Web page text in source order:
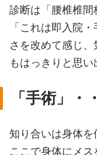
診断は「腰椎椎
「これは即入院
さを改めて感じ
もはっきりと思い
「手術」・
知り合いは身体を
ここで身体にメ